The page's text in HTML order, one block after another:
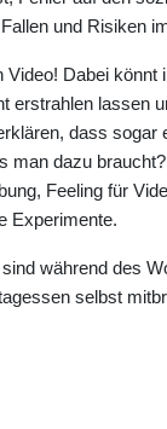
und Risiken
Video! Dabei könnt
erstrahlen lassen
dass sogar
man dazu
Feeling für
Experimente.
während des
selbst